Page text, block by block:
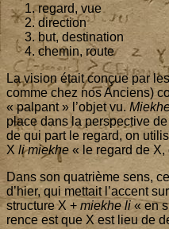
regard, vue
direc­tion
but, des­ti­na­tion
che­min, route
La vision était conçue par
comme chez nos Anciens)
« pal­pant » l’ob­jet vu.
place dans la pers­pec­tive
de qui part le regard, on
X li mie­khe « le regard de X,
Dans son qua­trième sens,
d’hier, qui met­tait l’ac­cent
struc­ture X + mie­khe li« en
rence est que X est lieu de